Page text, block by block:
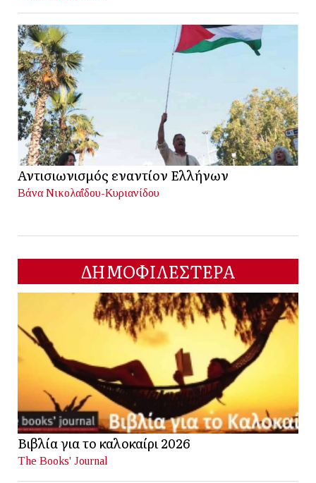
Αντισιωνισμός εναντίον Ελλήνων
Βάνα Νικολαΐδου-Κυριανίδου
ΔΗΜΟΦΙΛΕΣΤΕΡΑ
Βιβλία για το καλοκαίρι 2026
The Books' Journal